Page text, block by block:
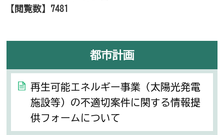
【閲覧数】 7481
都市計画
再生可能エネルギー事業（太陽光発電
施設等）の不適切案件に関する情報提
供フォームについて